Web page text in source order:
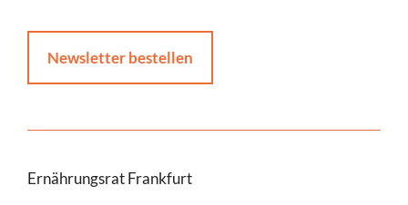
Newsletter bestellen
Ernährungsrat Frankfurt